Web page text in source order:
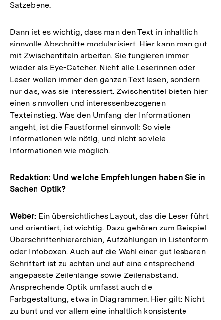
Satzebene.
Dann ist es wichtig, dass man den Text in inhaltlich
sinnvolle Abschnitte modularisiert. Hier kann man gut
mit Zwischentiteln arbeiten. Sie fungieren immer
wieder als Eye-Catcher. Nicht alle Leserinnen oder
Leser wollen immer den ganzen Text lesen, sondern
nur das, was sie interessiert. Zwischentitel bieten hier
einen sinnvollen und interessenbezogenen
Texteinstieg. Was den Umfang der Informationen
angeht, ist die Faustformel sinnvoll: So viele
Informationen wie nötig, und nicht so viele
Informationen wie möglich.
Redaktion: Und welche Empfehlungen haben Sie in
Sachen Optik?
Weber: Ein übersichtliches Layout, das die Leser führt
und orientiert, ist wichtig. Dazu gehören zum Beispiel
Überschriftenhierarchien, Aufzählungen in Listenform
oder Infoboxen. Auch auf die Wahl einer gut lesbaren
Schriftart ist zu achten und auf eine entsprechend
angepasste Zeilenlänge sowie Zeilenabstand.
Ansprechende Optik umfasst auch die
Farbgestaltung, etwa in Diagrammen. Hier gilt: Nicht
zu bunt und vor allem eine inhaltlich konsistente